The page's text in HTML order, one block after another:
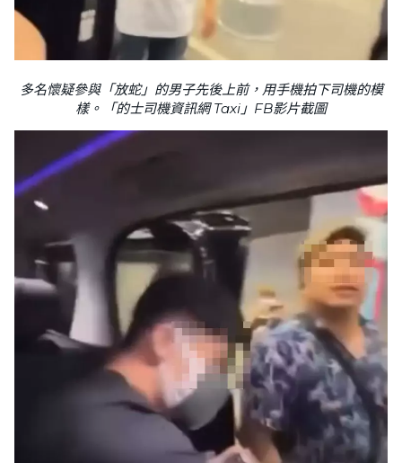
多名懷疑參與「放蛇」的男子先後上前，用手機拍下司機的模
樣。「的士司機資訊網 Taxi」FB影片截圖